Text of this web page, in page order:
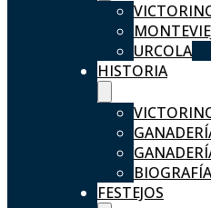
URCOLA
HISTORIA
FESTEJOS